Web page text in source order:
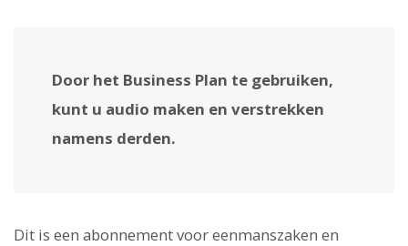
Door het Business Plan te gebruiken,
kunt u audio maken en verstrekken
namens derden.
Dit is een abonnement voor eenmanszaken en